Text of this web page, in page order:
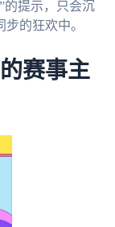
的提示，只会沉
的狂欢中。
赛事主